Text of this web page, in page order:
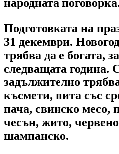
народната поговорка.
Подготовката на
31 декември.
трябва да е богата,
следващата година.
задължително
късмети, пита със
пача, свинско месо,
чесън, жито,
шампанско.